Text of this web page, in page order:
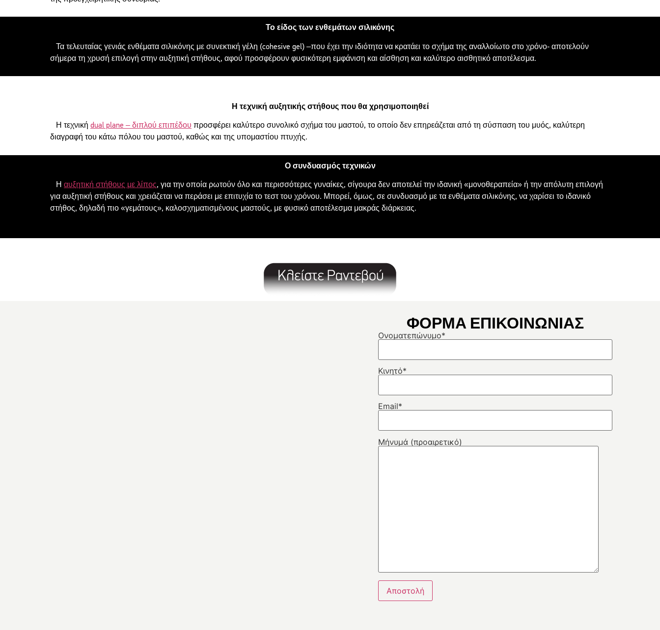
Το είδος των ενθεμάτων σιλικόνης
Τα τελευταίας γενιάς ενθέματα σιλικόνης με συνεκτική γέλη (cohesive gel) –που έχει την ιδιότητα να κρατάει το σχήμα της αναλλοίωτο στο χρόνο- αποτελούν
σήμερα τη χρυσή επιλογή στην αυξητική στήθους, αφού προσφέρουν φυσικότερη εμφάνιση και αίσθηση και καλύτερο αισθητικό αποτέλεσμα.
Η τεχνική αυξητικής στήθους που θα χρησιμοποιηθεί
Η τεχνική dual plane – διπλού επιπέδου προσφέρει καλύτερο συνολικό σχήμα του μαστού, το οποίο δεν επηρεάζεται από τη σύσπαση του μυός, καλύτερη
διαγραφή του κάτω πόλου του μαστού, καθώς και της υπομαστίου πτυχής.
Ο συνδυασμός τεχνικών
Η αυξητική στήθους με λίπος, για την οποία ρωτούν όλο και περισσότερες γυναίκες, σίγουρα δεν αποτελεί την ιδανική «μονοθεραπεία» ή την απόλυτη επιλογή
για αυξητική στήθους και χρειάζεται να περάσει με επιτυχία το τεστ του χρόνου. Μπορεί, όμως, σε συνδυασμό με τα ενθέματα σιλικόνης, να χαρίσει το ιδανικό
στήθος, δηλαδή πιο «γεμάτους», καλοσχηματισμένους μαστούς, με φυσικό αποτέλεσμα μακράς διάρκειας.
ΦΟΡΜΑ ΕΠΙΚΟΙΝΩΝΙΑΣ
Ονοματεπώνυμο*
Κινητό*
Email*
Μήνυμά (προαιρετικό)